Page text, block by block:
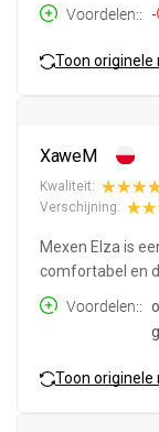
Voordelen:
-
Toon originele
XaweM
Kwaliteit:
Verschijning:
Mexen Elza is
comfortabel en
Voordelen:
Toon originele